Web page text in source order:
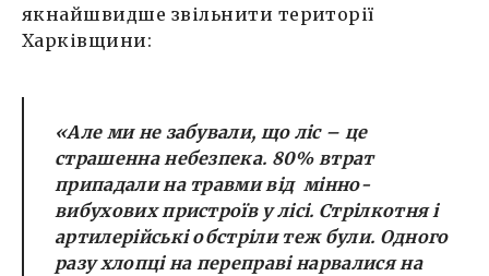
якнайшвидше звільнити території
Харківщини:
«Але ми не забували, що ліс – це
страшенна небезпека. 80% втрат
припадали на травми від мінно-
вибухових пристроїв у лісі. Стрілкотня і
артилерійські обстріли теж були. Одного
разу хлопці на переправі нарвалися на